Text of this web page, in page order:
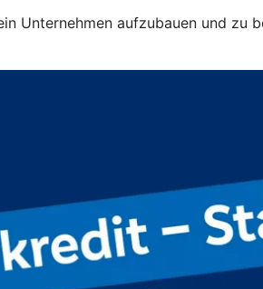
Unternehmen aufzubauen und